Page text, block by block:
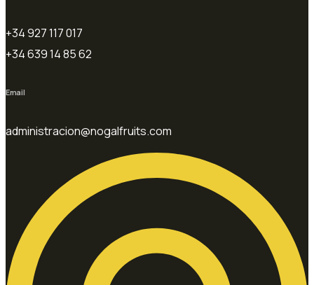
+34 927 117 017
+34 639 14 85 62
Email
administracion@nogalfruits.com